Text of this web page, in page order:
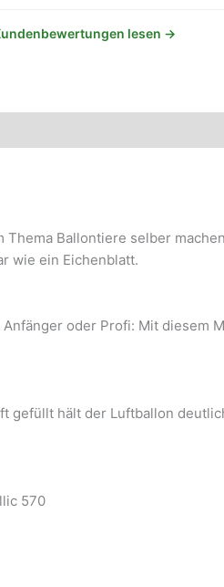
lesen →
Ballontiere selber
wie ein Eichenblatt.
oder Profi: Mit diesem
hält der Luftballon
570